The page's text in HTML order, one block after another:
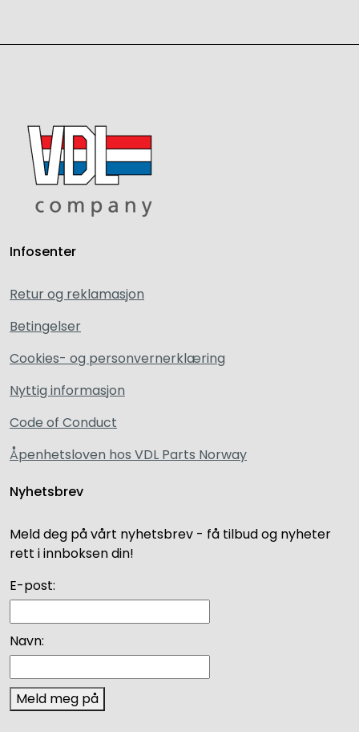
Infosenter
Retur og reklamasjon
Betingelser
Cookies- og personvernerklæring
Nyttig informasjon
Code of Conduct
Åpenhetsloven hos VDL Parts Norway
Nyhetsbrev
Meld deg på vårt nyhetsbrev - få tilbud og nyheter
rett i innboksen din!
E-post:
Navn:
Meld meg på